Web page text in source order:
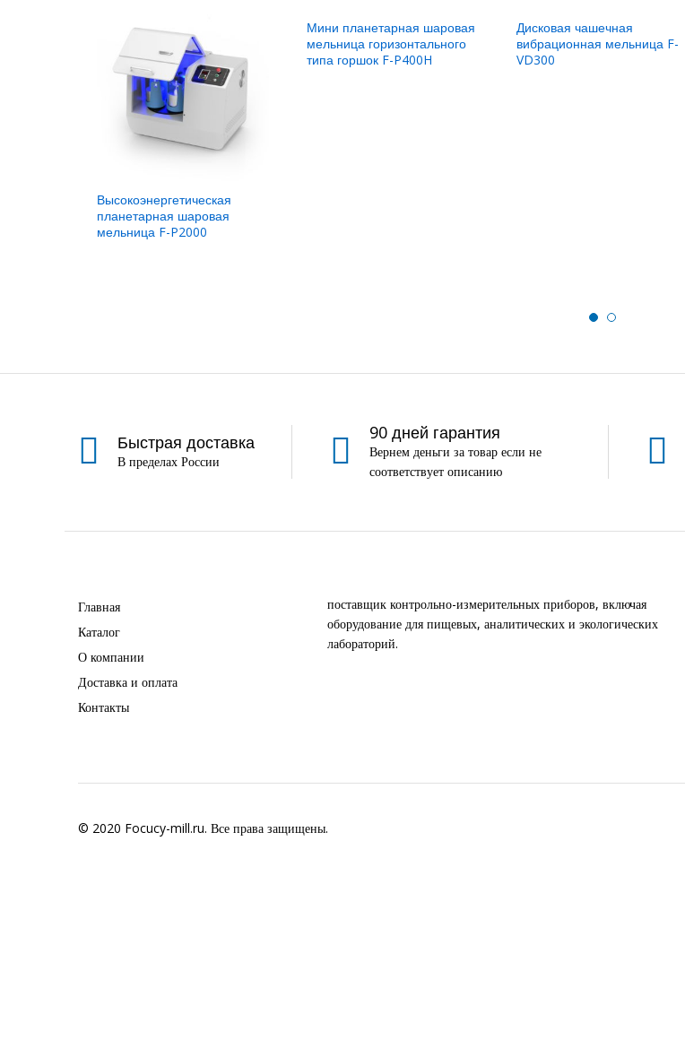
Высокоэнергетическая
планетарная шаровая
мельница F-P2000
Мини планетарная шаровая
мельница горизонтального
типа горшок F-P400H
Дисковая чашечная
вибрационная мельница F-
VD300
Быстрая доставка
В пределах России
90 дней гарантия
Вернем деньги за товар если не
соответствует описанию
Главная
Каталог
О компании
Доставка и оплата
Контакты
поставщик контрольно-измерительных приборов, включая
оборудование для пищевых, аналитических и экологических
лабораторий.
© 2020 Focucy-mill.ru. Все права защищены.